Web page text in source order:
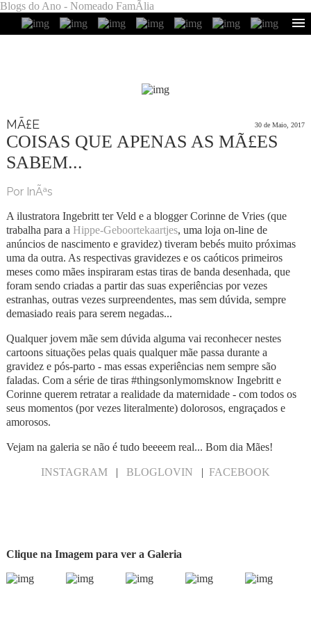
Blogs do Ano - Nomeado FamÃ­lia
MÃ£E 30 de Maio, 2017
COISAS QUE APENAS AS MÃ£ES
SABEM...
Por InÃªs
A ilustratora Ingebritt ter Veld e a blogger Corinne de Vries (que
trabalha para a Hippe-Geboortekaartjes, uma loja on-line de
anúncios de nascimento e gravidez) tiveram bebés muito próximas
uma da outra. As respectivas gravidezes e os caóticos primeiros
meses como mães inspiraram estas tiras de banda desenhada, que
foram sendo criadas a partir das suas experiências por vezes
estranhas, outras vezes surpreendentes, mas sem dúvida, sempre
demasiado reais para serem negadas...
Qualquer jovem mãe sem dúvida alguma vai reconhecer nestes
cartoons situações pelas quais qualquer mãe passa durante a
gravidez e pós-parto - mas essas experiências nem sempre são
faladas. Com a série de tiras #thingsonlymomsknow Ingebritt e
Corinne querem retratar a realidade da maternidade - com todos os
seus momentos (por vezes literalmente) dolorosos, engraçados e
amorosos.
Vejam na galeria se não é tudo beeeem real... Bom dia Mães!
INSTAGRAM| BLOGLOVIN | FACEBOOK
Clique na Imagem para ver a Galeria